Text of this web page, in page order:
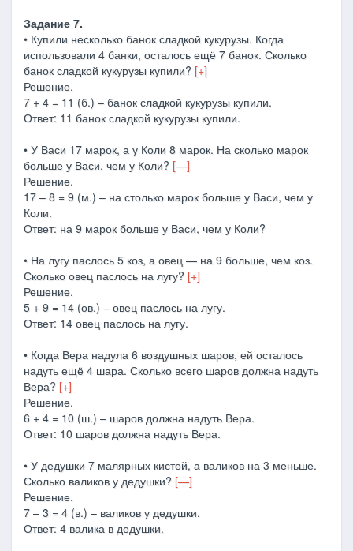
Задание 7.
• Купили несколько банок сладкой кукурузы. Когда
использовали 4 банки, осталось ещё 7 банок. Сколько
банок сладкой кукурузы купили? [+]
Решение.
7 + 4 = 11 (б.) – банок сладкой кукурузы купили.
Ответ: 11 банок сладкой кукурузы купили.
• У Васи 17 марок, а у Коли 8 марок. На сколько марок
больше у Васи, чем у Коли? [—]
Решение.
17 – 8 = 9 (м.) – на столько марок больше у Васи, чем у
Коли.
Ответ: на 9 марок больше у Васи, чем у Коли?
• На лугу паслось 5 коз, а овец — на 9 больше, чем коз.
Сколько овец паслось на лугу? [+]
Решение.
5 + 9 = 14 (ов.) – овец паслось на лугу.
Ответ: 14 овец паслось на лугу.
• Когда Вера надула 6 воздушных шаров, ей осталось
надуть ещё 4 шара. Сколько всего шаров должна надуть
Вера? [+]
Решение.
6 + 4 = 10 (ш.) – шаров должна надуть Вера.
Ответ: 10 шаров должна надуть Вера.
• У дедушки 7 малярных кистей, а валиков на 3 меньше.
Сколько валиков у дедушки? [—]
Решение.
7 – 3 = 4 (в.) – валиков у дедушки.
Ответ: 4 валика в дедушки.